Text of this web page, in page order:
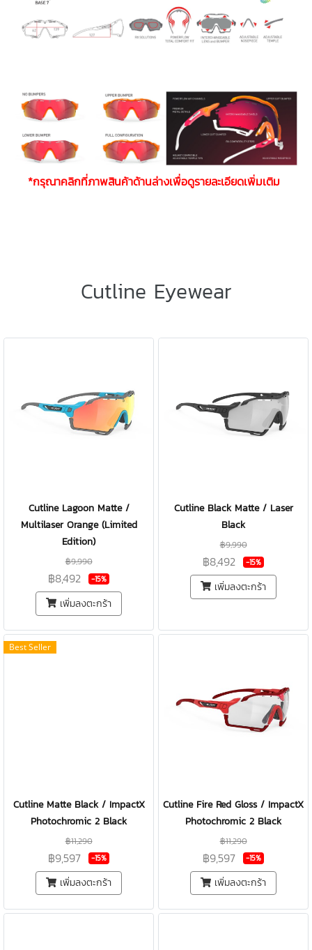
*กรุณาคลิกที่ภาพสินค้าด้านล่างเพื่อดูรายละเอียดเพิ่มเติม
Cutline Eyewear
Cutline Lagoon Matte /
Multilaser Orange (Limited
Edition)
฿9,990
฿8,492 -15%
เพิ่มลงตะกร้า
Cutline Black Matte / Laser
Black
฿9,990
฿8,492 -15%
เพิ่มลงตะกร้า
Best Seller
Cutline Matte Black / ImpactX
Photochromic 2 Black
฿11,290
฿9,597 -15%
เพิ่มลงตะกร้า
Cutline Fire Red Gloss / ImpactX
Photochromic 2 Black
฿11,290
฿9,597 -15%
เพิ่มลงตะกร้า